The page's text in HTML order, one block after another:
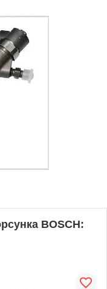
BOSCH: